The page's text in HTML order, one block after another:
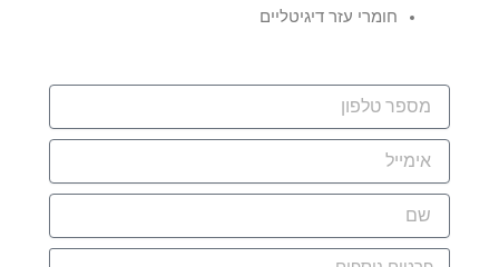
חומרי עזר דיגיטליים
מספר
טלפון
אימייל
שם
פרטים